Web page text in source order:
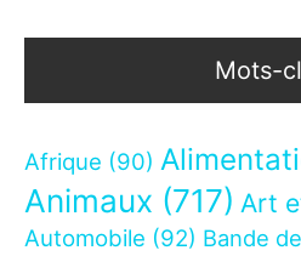
Mots-
Afrique (90)
Animaux (717) Art
Automobile (92) Bande